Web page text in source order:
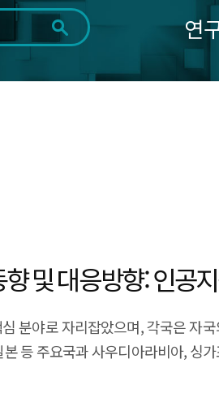
1개월 3개월 1년
연
및 대응방향: 인공
분야로 자리잡았으며, 각국은 자
등 주요국과 사우디아라비아, 싱
사이버보안의 기술 특성에 따라
하고 있다. 유럽연합은 EU AI Act